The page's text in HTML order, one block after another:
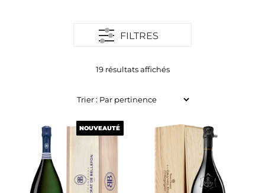
FILTRES
19 résultats affichés
NOUVEAUTÉ
NOUVEAUTÉ